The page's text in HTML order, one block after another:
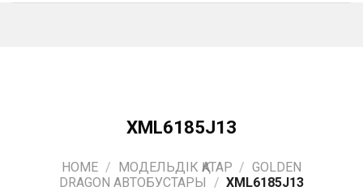
XML6185J13
HOME / МОДЕЛЬДІК ҚАТАР / GOLDEN
DRAGON АВТОБУСТАРЫ
/ XML6185J13